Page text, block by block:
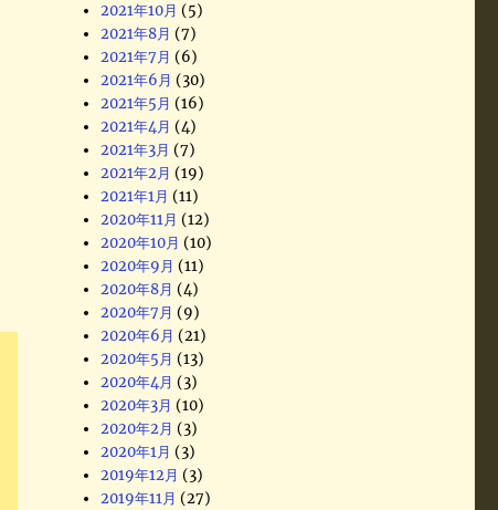
2021年10月 (5)
2021年8月 (7)
2021年7月 (6)
2021年6月 (30)
2021年5月 (16)
2021年4月 (4)
2021年3月 (7)
2021年2月 (19)
2021年1月 (11)
2020年11月 (12)
2020年10月 (10)
2020年9月 (11)
2020年8月 (4)
2020年7月 (9)
2020年6月 (21)
2020年5月 (13)
2020年4月 (3)
2020年3月 (10)
2020年2月 (3)
2020年1月 (3)
2019年12月 (3)
2019年11月 (27)